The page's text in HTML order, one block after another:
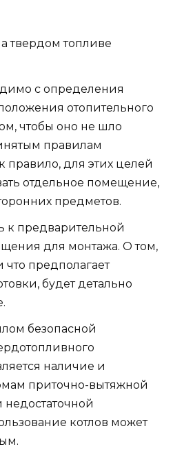
твердом топливе
с определения
отопительного
чтобы оно не шло
правилам
правило, для этих целей
отдельное помещение,
предметов.
к предварительной
для монтажа. О том,
что предполагает
будет детально
безопасной
наличие и
приточно-вытяжной
котлов может